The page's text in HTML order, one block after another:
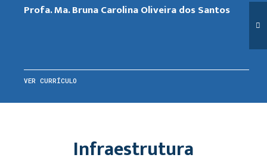
Profa. Ma. Bruna Carolina Oliveira dos Santos
VER CURRÍCULO
Infraestrutura